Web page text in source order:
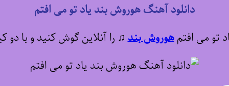
دانلود آهنگ هوروش بند یاد تو می افتم
تو می افتمهوروش بند♫ را آنلاین گوش کنید و با